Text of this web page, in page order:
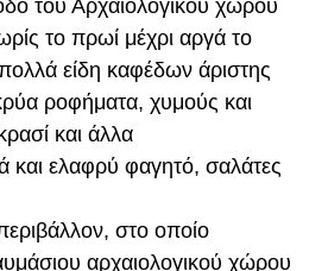
του Αρχαιολογικού χώρου
το πρωί μέχρι αργά το
είδη καφέδων άριστης
ροφήματα, χυμούς και
και άλλα
και ελαφρύ φαγητό, σαλάτες
στο οποίο
αρχαιολογικού χώρου